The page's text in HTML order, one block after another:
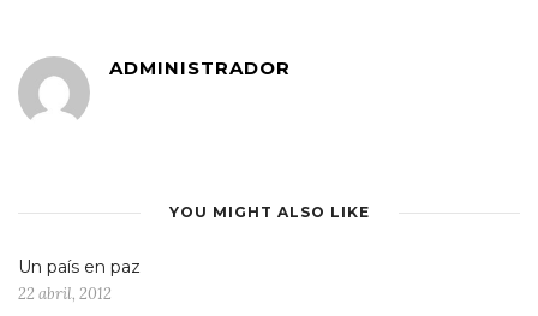
ADMINISTRADOR
YOU MIGHT ALSO LIKE
Un país en paz
22 abril, 2012